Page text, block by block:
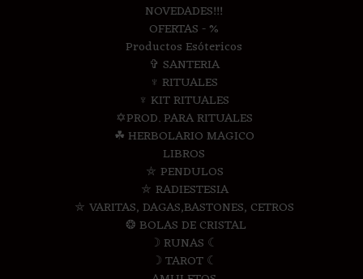
NOVEDADES!!!
OFERTAS - %
Productos Esótericos
✞ SANTERIA
♆ RITUALES
♆ KIT RITUALES
✡PROD. PARA RITUALES
☘ HERBOLARIO MAGICO
LIBROS
⛤ PENDULOS
⛤ RADIESTESIA
⛤ VARITAS, DAGAS,BASTONES, CETROS
❂ BOLAS DE CRISTAL
☽ RUNAS ☾
☽ TAROT ☾